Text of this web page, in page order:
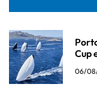
Cup
06/